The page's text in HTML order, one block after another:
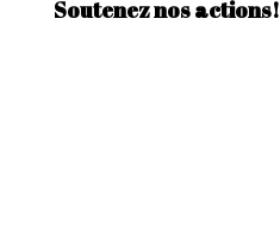
Soutenez nos actions!